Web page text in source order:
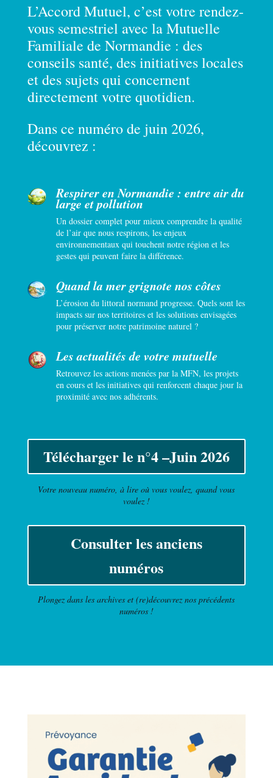
L’Accord Mutuel, c’est votre rendez-
vous semestriel avec la Mutuelle
Familiale de Normandie : des
conseils santé, des initiatives locales
et des sujets qui concernent
directement votre quotidien.
Dans ce numéro de juin 2026,
découvrez :
Respirer en Normandie : entre air du
large et pollution
Un dossier complet pour mieux comprendre la qualité
de l’air que nous respirons, les enjeux
environnementaux qui touchent notre région et les
gestes qui peuvent faire la différence.
Quand la mer grignote nos côtes
L’érosion du littoral normand progresse. Quels sont les
impacts sur nos territoires et les solutions envisagées
pour préserver notre patrimoine naturel ?
Les actualités de votre mutuelle
Retrouvez les actions menées par la MFN, les projets
en cours et les initiatives qui renforcent chaque jour la
proximité avec nos adhérents.
Télécharger le n°4 –Juin 2026
Votre nouveau numéro, à lire où vous voulez, quand vous
voulez !
Consulter les anciens
numéros
Plongez dans les archives et (re)découvrez nos précédents
numéros !